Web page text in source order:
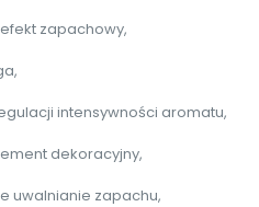
efekt zapachowy,
intensywności aromatu,
dekoracyjny,
uwalnianie zapachu,